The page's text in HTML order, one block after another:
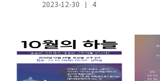
2023-12-30 4